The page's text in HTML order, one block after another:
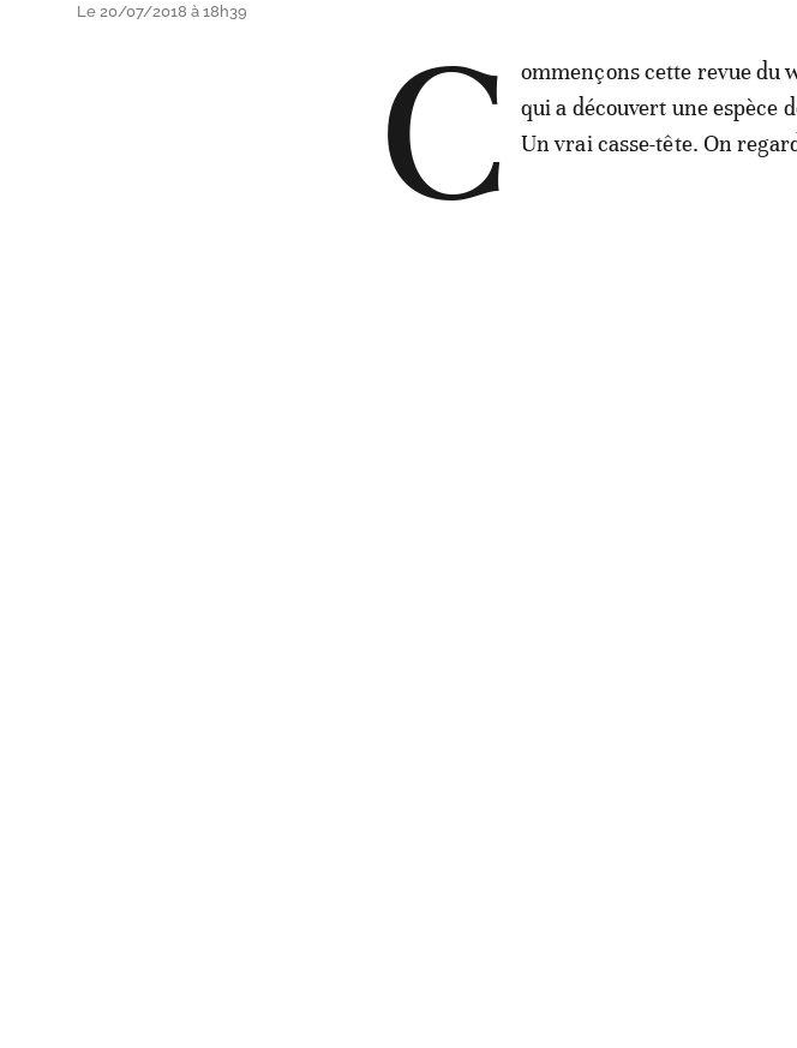
Le 20/07/2018 à 18h39 C
ommençons cette revue du
qui a découvert une espèce
Un vrai casse-tête. On